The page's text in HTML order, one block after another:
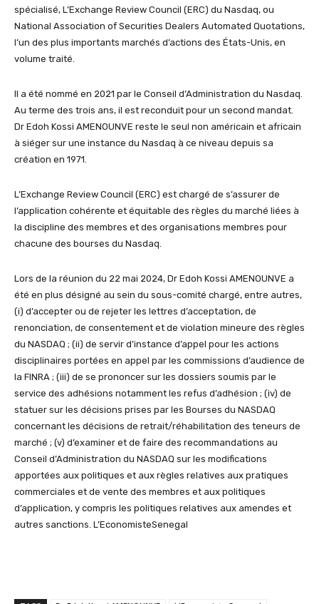
spécialisé, L’Exchange Review Council (ERC) du Nasdaq, ou
National Association of Securities Dealers Automated Quotations,
l’un des plus importants marchés d’actions des États-Unis, en
volume traité.
Il a été nommé en 2021 par le Conseil d’Administration du Nasdaq.
Au terme des trois ans, il est reconduit pour un second mandat.
Dr Edoh Kossi AMENOUNVE reste le seul non américain et africain
à siéger sur une instance du Nasdaq à ce niveau depuis sa
création en 1971.
L’Exchange Review Council (ERC) est chargé de s’assurer de
l’application cohérente et équitable des règles du marché liées à
la discipline des membres et des organisations membres pour
chacune des bourses du Nasdaq.
Lors de la réunion du 22 mai 2024, Dr Edoh Kossi AMENOUNVE a
été en plus désigné au sein du sous-comité chargé, entre autres,
(i) d’accepter ou de rejeter les lettres d’acceptation, de
renonciation, de consentement et de violation mineure des règles
du NASDAQ ; (ii) de servir d’instance d’appel pour les actions
disciplinaires portées en appel par les commissions d’audience de
la FINRA ; (iii) de se prononcer sur les dossiers soumis par le
service des adhésions notamment les refus d’adhésion ; (iv) de
statuer sur les décisions prises par les Bourses du NASDAQ
concernant les décisions de retrait/réhabilitation des teneurs de
marché ; (v) d’examiner et de faire des recommandations au
Conseil d’Administration du NASDAQ sur les modifications
apportées aux politiques et aux règles relatives aux pratiques
commerciales et de vente des membres et aux politiques
d’application, y compris les politiques relatives aux amendes et
autres sanctions. L’EconomisteSenegal